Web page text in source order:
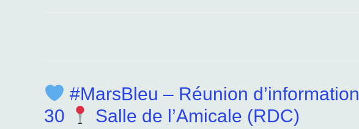
#MarsBleu – Réunion d’information
30
Salle de l’Amicale (RDC)